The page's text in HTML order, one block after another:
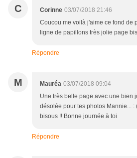
C Corinne 03/07/2018 21:46
Coucou me voilà j'aime ce fond de
ligne de papillons très jolie page
Répondre
M Mauréa 03/07/2018 09:04
Une très belle page avec une bien
désolée pour tes photos Mannie... :
bisous !! Bonne journée à toi
Répondre